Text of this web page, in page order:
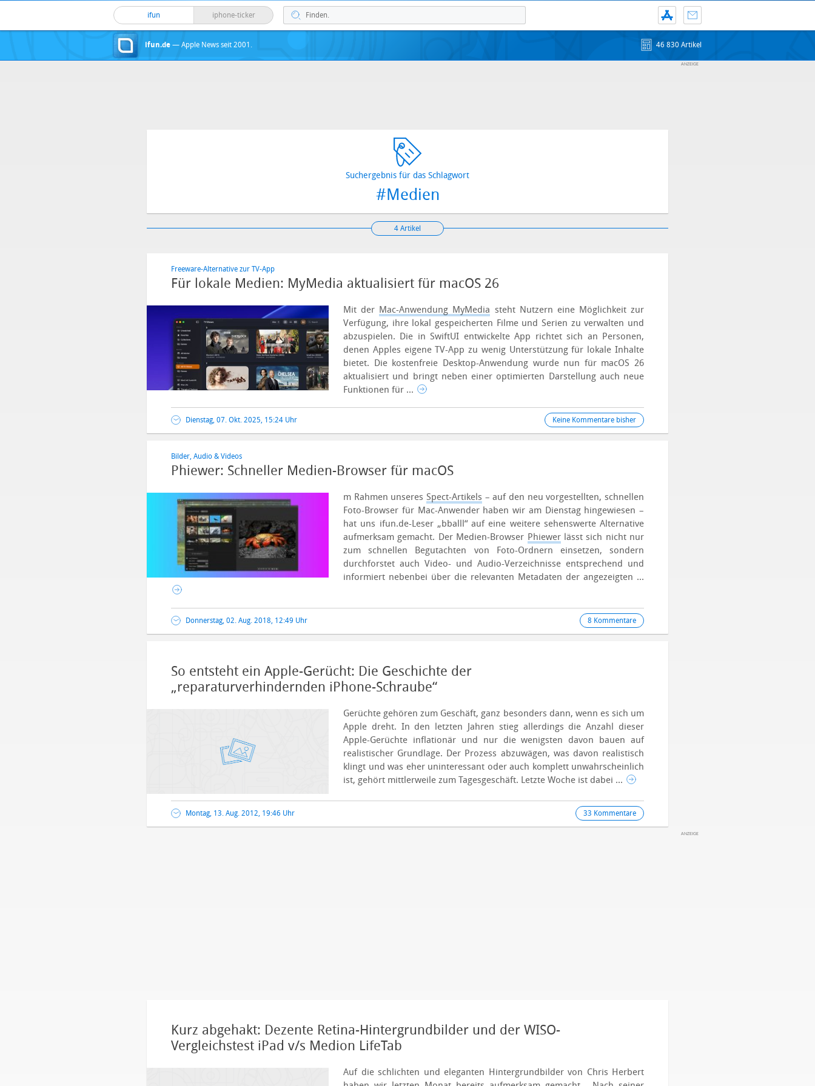
ifun iphone-ticker
ifun.de — Apple News seit 2001. 46 830 Artikel
Suchergebnis für das Schlagwort
#Medien
4 Artikel
Freeware-Alternative zur TV-App
Für lokale Medien: MyMedia aktualisiert für macOS 26
Mit der Mac-Anwendung MyMedia steht Nutzern eine Möglichkeit zur
Verfügung, ihre lokal gespeicherten Filme und Serien zu verwalten und
abzuspielen. Die in SwiftUI entwickelte App richtet sich an Personen,
denen Apples eigene TV-App zu wenig Unterstützung für lokale Inhalte
bietet. Die kostenfreie Desktop-Anwendung wurde nun für macOS 26
aktualisiert und bringt neben einer optimierten Darstellung auch neue
Funktionen für ...
Dienstag, 07. Okt. 2025, 15:24 Uhr Keine Kommentare bisher
Bilder, Audio & Videos
Phiewer: Schneller Medien-Browser für macOS
m Rahmen unseres Spect-Artikels – auf den neu vorgestellten, schnellen
Foto-Browser für Mac-Anwender haben wir am Dienstag hingewiesen –
hat uns ifun.de-Leser „bballl“ auf eine weitere sehenswerte Alternative
aufmerksam gemacht. Der Medien-Browser Phiewerlässt sich nicht nur
zum schnellen Begutachten von Foto-Ordnern einsetzen, sondern
durchforstet auch Video- und Audio-Verzeichnisse entsprechend und
informiert nebenbei über die relevanten Metadaten der angezeigten ...
Donnerstag, 02. Aug. 2018, 12:49 Uhr 8 Kommentare
So entsteht ein Apple-Gerücht: Die Geschichte der
„reparaturverhindernden iPhone-Schraube“
Gerüchte gehören zum Geschäft, ganz besonders dann, wenn es sich um
Apple dreht. In den letzten Jahren stieg allerdings die Anzahl dieser
Apple-Gerüchte inflationär und nur die wenigsten davon bauen auf
realistischer Grundlage. Der Prozess abzuwägen, was davon realistisch
klingt und was eher uninteressant oder auch komplett unwahrscheinlich
ist, gehört mittlerweile zum Tagesgeschäft. Letzte Woche ist dabei ...
Montag, 13. Aug. 2012, 19:46 Uhr 33 Kommentare
Kurz abgehakt: Dezente Retina-Hintergrundbilder und der WISO-
Vergleichstest iPad v/s Medion LifeTab
Auf die schlichten und eleganten Hintergrundbilder von Chris Herbert